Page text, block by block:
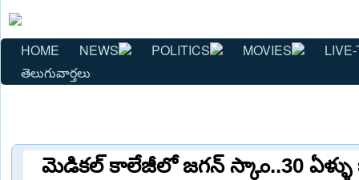
HOME NEWS POLITICS MOVIES
తెలుగువార్తలు
మెడికల్ కాలేజీలో జగన్ స్కాం..30 ఏళ్ళు